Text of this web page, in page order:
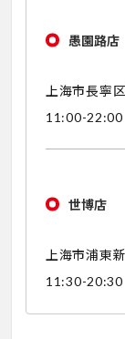
愚園路店
上海市長寧
11:00-22:00
世博店
上海市浦東
11:30-20:30